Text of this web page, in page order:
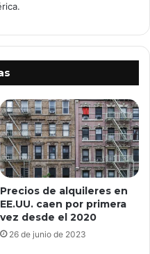
Precios de alquileres en
EE.UU. caen por primera
vez desde el 2020
26 de junio de 2023